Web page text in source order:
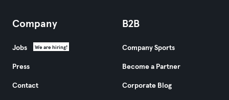
Company
Jobs We are hiring!
Press
Contact
B2B
Company Sports
Become a Partner
Corporate Blog